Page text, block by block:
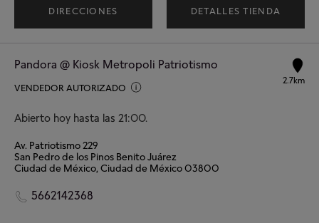
DIRECCIONES DETALLES TIENDA
Pandora @ Kiosk Metropoli Patriotismo
VENDEDOR AUTORIZADO
Abierto hoy hasta las 21:00.
2.7km
Av. Patriotismo 229
San Pedro de los Pinos Benito Juárez
Ciudad de México, Ciudad de México 03800
5662142368